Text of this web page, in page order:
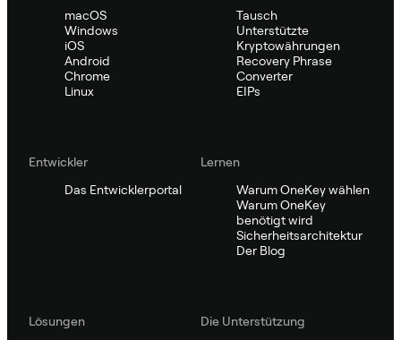
macOS
Windows
iOS
Android
Chrome
Linux
Tausch
Unterstützte
Kryptowährungen
Recovery Phrase
Converter
EIPs
Entwickler
Das Entwicklerportal
Lernen
Warum OneKey wählen
Warum OneKey
benötigt wird
Sicherheitsarchitektur
Der Blog
Lösungen
Die Unterstützung